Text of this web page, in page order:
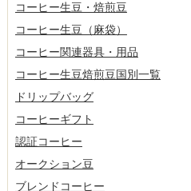
コーヒー生豆・焙煎豆
コーヒー生豆（麻袋）
コーヒー関連器具・用品
コーヒー生豆焙煎豆国別一覧
ドリップバッグ
コーヒーギフト
認証コーヒー
オークション豆
ブレンドコーヒー